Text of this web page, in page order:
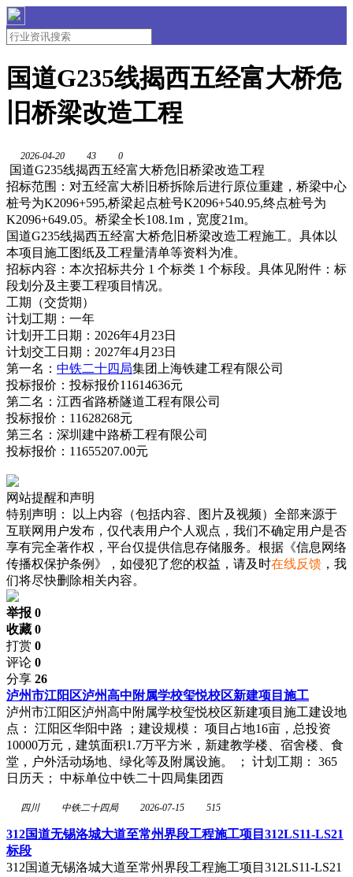
国道G235线揭西五经富大桥危
旧桥梁改造工程
2026-04-20 43 0
国道G235线揭西五经富大桥危旧桥梁改造工程
招标范围：对五经富大桥旧桥拆除后进行原位重建，桥梁中心
桩号为K2096+595,桥梁起点桩号K2096+540.95,终点桩号为
K2096+649.05。桥梁全长108.1m，宽度21m。
国道G235线揭西五经富大桥危旧桥梁改造工程施工。具体以
本项目施工图纸及工程量清单等资料为准。
招标内容：本次招标共分 1 个标类 1 个标段。具体见附件：标
段划分及主要工程项目情况。
工期（交货期）
计划工期：一年
计划开工日期：2026年4月23日
计划交工日期：2027年4月23日
第一名： 中铁二十四局集团上海铁建工程有限公司
投标报价：投标报价11614636元
第二名：江西省路桥隧道工程有限公司
投标报价：11628268元
第三名：深圳建中路桥工程有限公司
投标报价：11655207.00元
网站提醒和声明
特别声明：
以上内容（包括内容、图片及视频）全部来源于
互联网用户发布，仅代表用户个人观点，我们不确定用户是否
享有完全著作权，平台仅提供信息存储服务。根据《信息网络
传播权保护条例》，如侵犯了您的权益，请及时在线反馈 ，我
们将尽快删除相关内容。
举报 0
收藏 0
打赏 0
评论 0
分享 26
泸州市江阳区泸州高中附属学校玺悦校区新建项目施工
泸州市江阳区泸州高中附属学校玺悦校区新建项目施工建设地
点： 江阳区华阳中路 ；建设规模： 项目占地16亩，总投资
10000万元，建筑面积1.7万平方米，新建教学楼、宿舍楼、食
堂，户外活动场地、绿化等及附属设施。 ； 计划工期： 365
日历天； 中标单位中铁二十四局集团西
四川 中铁二十四局 2026-07-15 515
312国道无锡洛城大道至常州界段工程施工项目312LS11-LS21
标段
312国道无锡洛城大道至常州界段工程施工项目312LS11-LS21